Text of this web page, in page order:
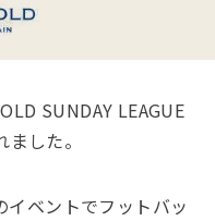
SUNDAY LEAGUE
した。
ベントでフットバッ